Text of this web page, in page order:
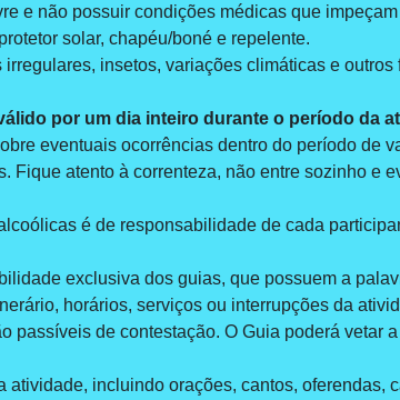
e não possuir condições médicas que
solar, chapéu/boné e repelente.
insetos, variações climáticas e outros
por um dia inteiro durante o período da
eventuais ocorrências dentro do período de
Fique atento à correnteza, não entre sozinho e
é de responsabilidade de cada
exclusiva dos guias, que possuem a
horários, serviços ou interrupções da
passíveis de contestação. O Guia poderá vetar
incluindo orações, cantos, oferendas,